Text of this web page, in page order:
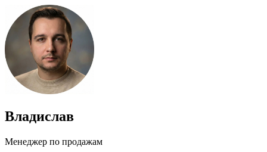
Владислав
Менеджер по продажам